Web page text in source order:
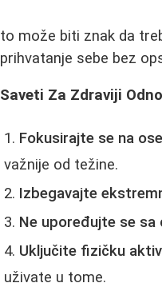
to može biti znak da
prihvatanje sebe bez
Saveti Za Zdraviji
Fokusirajte se na
važnije od težine.
Izbegavajte
Ne upoređujte se sa
Uključite fizičku
uživate u tome.